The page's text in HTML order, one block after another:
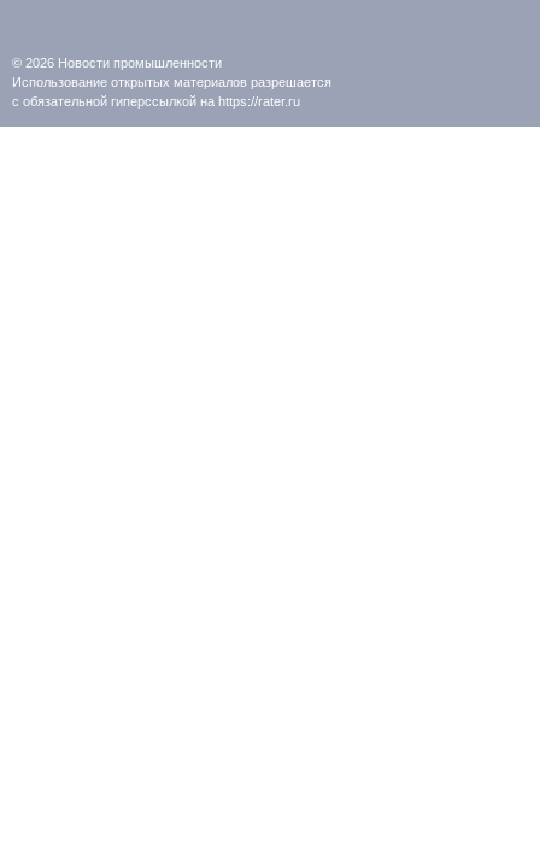
© 2026 Новости промышленности
Использование открытых материалов разрешается
с обязательной гиперссылкой на https://rater.ru